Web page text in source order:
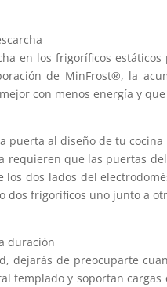
en los frigoríficos
de MinFrost®, la
con menos energía y
puerta al diseño de tu cocina
requieren que las puertas
los dos lados del
dos frigoríficos uno junto a
duración
dejarás de preocuparte
templado y soportan